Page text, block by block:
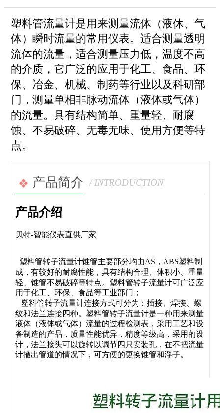
塑料管流量计是用来测量流体（液休、气
体）瞬时流量的常用仪表。适合测量透明
流体的流量，适合测量压力低，温度不高
的介质，它广泛的应用于化工、食品、环
保、冶金、机械、制药等行业以及科研部
门，测量单相非脉动流体（液体或气体）
的流量。具有结构简单、重量轻、耐腐
蚀、不易破碎、无毒无味、使用方便等特
点。
产品简介 / INTRODUCTION
产品介绍
贝特-智能仪表直供厂家
塑料管转子流量计锥管主要部分均由AS，ABS塑料制
成，有较好的耐腐性能，具有结构合理、体积小、重量
轻、锥管不易破碎等特点。塑料管转子流量计可广泛应
用于化工、环保、食品等工业部门；
塑料管转子流量计连接方式可分为：插接、焊接、螺
纹和法兰连接四种。塑料管转子流量计是一种用来测量
液体（液体或气体）流量的过程检测表，采用工艺和设
备制造的产品，质量性能优异，精度等级高，采用的设
计，法兰接头可以旋转以调节四只安装孔，在不把流量
计撤出管道的情况下，可方便的更换锥管和浮子。